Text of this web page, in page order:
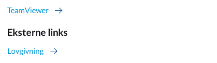
TeamViewer
Eksterne links
Lovgivning